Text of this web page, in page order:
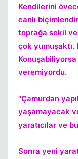
Kendilerini
canlı
toprağa sekil
çok yumuşaktı.
veremiyordu.
"Çamurdan
yaşamayacak
yaratıcılar ve
Sonra yeni